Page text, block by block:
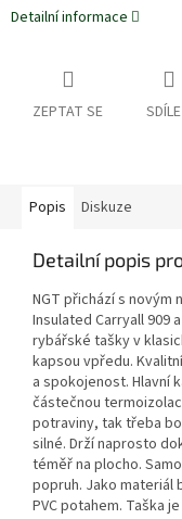
Detailní informace
ZEPTAT SE
Popis Diskuze
Detailní popis
NGT přichází s
Insulated Carryall 909
rybářské tašky v
kapsou vpředu.
a spokojenost. Hlavní
částečnou
potraviny, tak třeba
silné. Drží naprosto
téměř na plocho.
popruh. Jako materiál
PVC potahem. Taška